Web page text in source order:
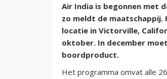
Air India is begonnen met
zo meldt de maatschappij.
locatie in Victorville,
oktober. In december
boordproduct.
Het programma omvat alle